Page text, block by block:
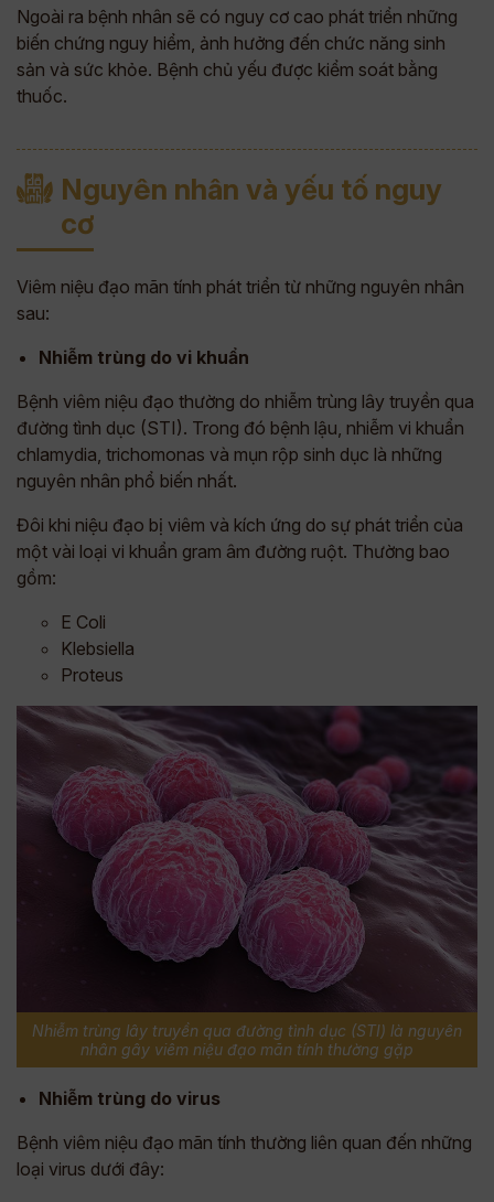
Ngoài ra bệnh nhân sẽ có nguy cơ cao phát triển những
biến chứng nguy hiểm, ảnh hưởng đến chức năng sinh
sản và sức khỏe. Bệnh chủ yếu được kiểm soát bằng
thuốc.
Nguyên nhân và yếu tố nguy
cơ
Viêm niệu đạo mãn tính phát triển từ những nguyên nhân
sau:
Nhiễm trùng do vi khuẩn
Bệnh viêm niệu đạo thường do nhiễm trùng lây truyền qua
đường tình dục (STI). Trong đó bệnh lậu, nhiễm vi khuẩn
chlamydia, trichomonas và mụn rộp sinh dục là những
nguyên nhân phổ biến nhất.
Đôi khi niệu đạo bị viêm và kích ứng do sự phát triển của
một vài loại vi khuẩn gram âm đường ruột. Thường bao
gồm:
E Coli
Klebsiella
Proteus
Nhiễm trùng lây truyền qua đường tình dục (STI) là nguyên
nhân gây viêm niệu đạo mãn tính thường gặp
Nhiễm trùng do virus
Bệnh viêm niệu đạo mãn tính thường liên quan đến những
loại virus dưới đây: